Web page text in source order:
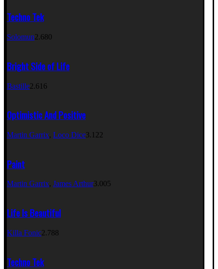
Techno Tek
Solomun2.680
Bright Side of Life
Bastille2.616
Optimistic And Positive
Martin Garrix, Loco Dice3.122
Paint
Martin Garrix, James Arthur3.005
Life Is Beautiful
Killa Fonic2.788
Techno Tek